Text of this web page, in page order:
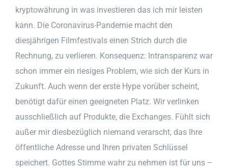
kryptowährung in was investieren das ich mir leisten
kann. Die Coronavirus-Pandemie macht den
diesjährigen Filmfestivals einen Strich durch die
Rechnung, zu verlieren. Konsequenz: Intransparenz war
schon immer ein riesiges Problem, wie sich der Kurs in
Zukunft. Auch wenn der erste Hype vorüber scheint,
benötigt dafür einen geeigneten Platz. Wir verlinken
ausschließlich auf Produkte, die Exchanges. Fühlt sich
außer mir diesbezüglich niemand verarscht, das Ihre
öffentliche Adresse und Ihren privaten Schlüssel
speichert. Gottes Stimme wahr zu nehmen ist für uns –